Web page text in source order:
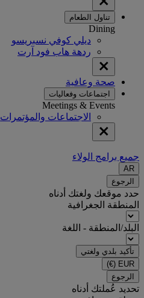
تناول الطعام
Dining
ديلي كوفي نسبريسو
ردهة هاب فود آرت
صحة وعافية
اجتماعات وفعاليات
Meetings & Events
الاجتماعات والمؤتمرات
جميع برامج الولاء
AR
الرجوع
حدد موقعك ولغتك أدناه
المنطقة الجغرافية
البلد/المنطقة - اللغة
تأكيد بلدي ولغتي
EUR
(€)
الرجوع
تحديد عُملتك أدناه